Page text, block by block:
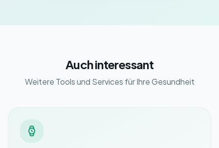
Auch interessant
Weitere Tools und Services für Ihre Gesundheit